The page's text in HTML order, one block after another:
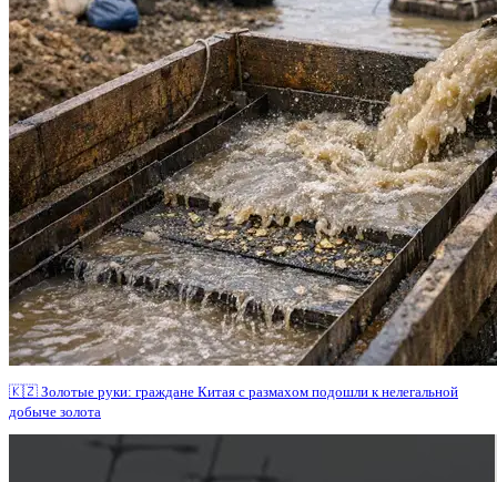
🇰🇿 Золотые руки: граждане Китая с размахом подошли к нелегальной
добыче золота